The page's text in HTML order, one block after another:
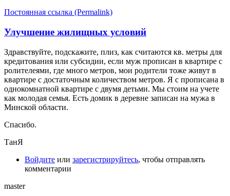
Постоянная ссылка (Permalink)
Улучшение жилищных условий
Здравствуйте, подскажите, плиз, как считаются кв. метры для
кредитования или субсидии, если муж прописан в квартире с
ролителеями, где много метров, мои родители тоже живут в
квартире с достаточным количеством метров. Я с прописана в
однокомнатной квартире с двумя детьми. Мы стоим на учете
как молодая семья. Есть домик в деревне записан на мужа в
Минской области.
Спасибо.
ТанЯ
Войдите или зарегистрируйтесь, чтобы отправлять
комментарии
master